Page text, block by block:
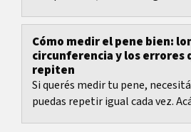
edad.
Cómo medir el pene bien:
circunferencia y los errores
repiten
Si querés medir tu pene,
puedas repetir igual cada vez.